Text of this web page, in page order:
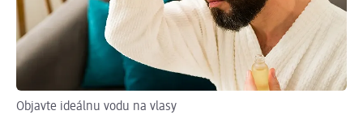
Objavte ideálnu vodu na vlasy